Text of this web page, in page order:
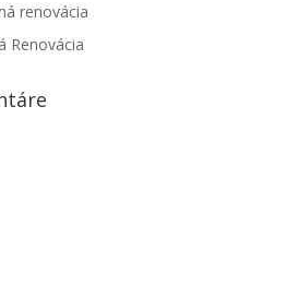
renovácia
Renovácia